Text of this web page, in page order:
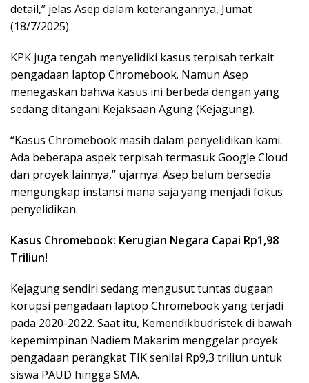
detail,” jelas Asep dalam keterangannya, Jumat
(18/7/2025).
KPK juga tengah menyelidiki kasus terpisah terkait
pengadaan laptop Chromebook. Namun Asep
menegaskan bahwa kasus ini berbeda dengan yang
sedang ditangani Kejaksaan Agung (Kejagung).
“Kasus Chromebook masih dalam penyelidikan kami.
Ada beberapa aspek terpisah termasuk Google Cloud
dan proyek lainnya,” ujarnya. Asep belum bersedia
mengungkap instansi mana saja yang menjadi fokus
penyelidikan.
Kasus Chromebook: Kerugian Negara Capai Rp1,98
Triliun!
Kejagung sendiri sedang mengusut tuntas dugaan
korupsi pengadaan laptop Chromebook yang terjadi
pada 2020-2022. Saat itu, Kemendikbudristek di bawah
kepemimpinan Nadiem Makarim menggelar proyek
pengadaan perangkat TIK senilai Rp9,3 triliun untuk
siswa PAUD hingga SMA.